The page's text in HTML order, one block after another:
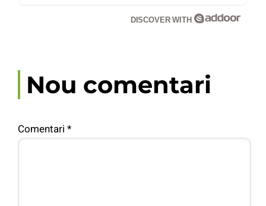
DISCOVER WITH
Nou comentari
Comentari *